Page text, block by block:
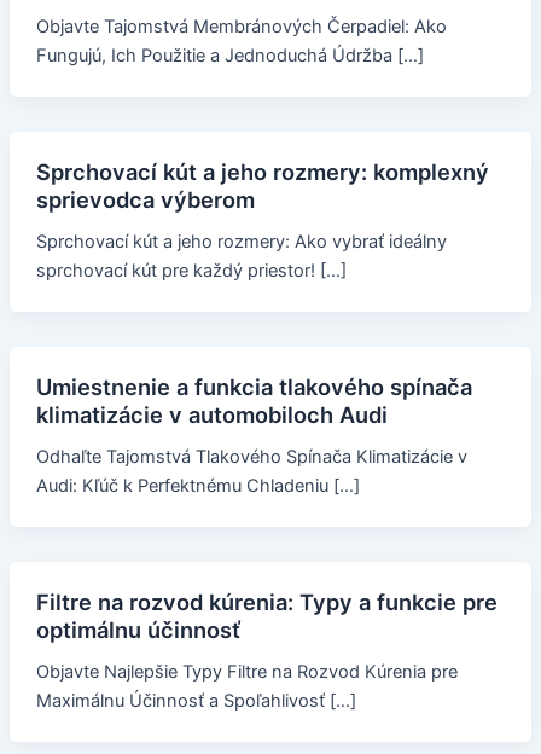
Objavte Tajomstvá Membránových Čerpadiel: Ako
Fungujú, Ich Použitie a Jednoduchá Údržba […]
Sprchovací kút a jeho rozmery: komplexný
sprievodca výberom
Sprchovací kút a jeho rozmery: Ako vybrať ideálny
sprchovací kút pre každý priestor! […]
Umiestnenie a funkcia tlakového spínača
klimatizácie v automobiloch Audi
Odhaľte Tajomstvá Tlakového Spínača Klimatizácie v
Audi: Kľúč k Perfektnému Chladeniu […]
Filtre na rozvod kúrenia: Typy a funkcie pre
optimálnu účinnosť
Objavte Najlepšie Typy Filtre na Rozvod Kúrenia pre
Maximálnu Účinnosť a Spoľahlivosť […]